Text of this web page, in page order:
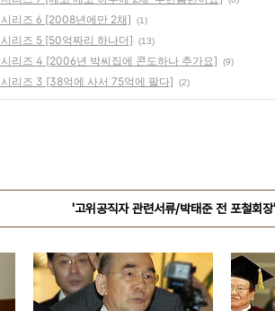
리즈 6 [2008년에만 2채] (1)
리즈 5 [50억짜리 하나더] (13)
리즈 4 [2006년 박씨집에 콘도하나 추가요] (9)
리즈 3 [38억에 사서 75억에 팔다] (2)
'고위공직자 관련서류/박태준 전 포철회장'